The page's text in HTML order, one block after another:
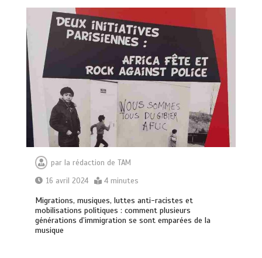
parla rédaction de TAM
16 avril 2024
4 minutes
Migrations, musiques, luttes anti-racistes et
mobilisations politiques : comment plusieurs
générations d’immigration se sont emparées de la
musique